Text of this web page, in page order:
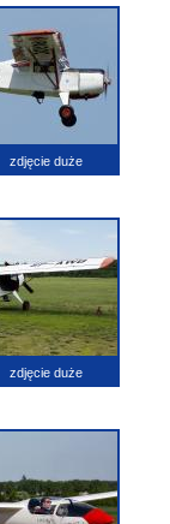
zdjęcie duże
zdjęcie duże